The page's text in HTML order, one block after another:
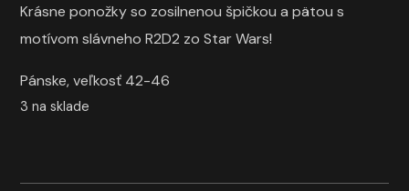
Krásne ponožky so zosilnenou špičkou a pätou s
motívom slávneho R2D2 zo Star Wars!
Pánske, veľkosť 42-46
3 na sklade